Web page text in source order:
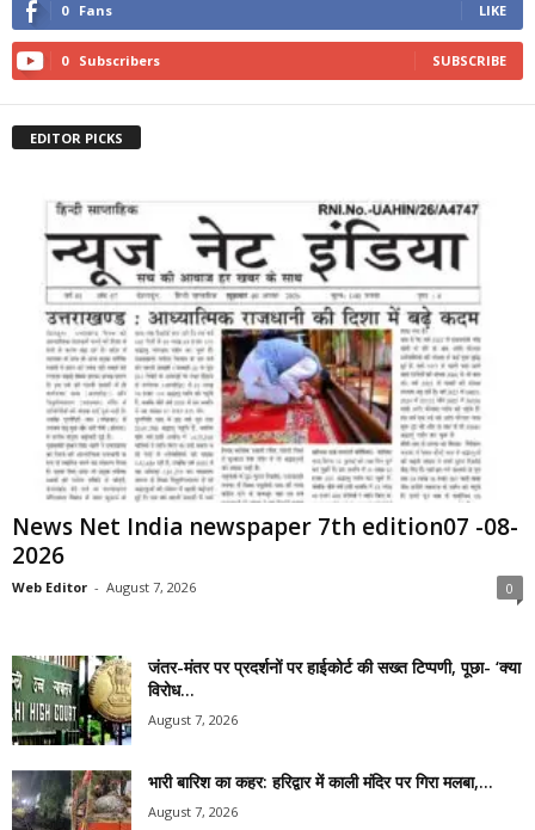
0 Fans LIKE
0 Subscribers SUBSCRIBE
EDITOR PICKS
News Net India newspaper 7th edition07 -08-
2026
Web Editor - August 7, 2026 0
जंतर-मंतर पर प्रदर्शनों पर हाईकोर्ट की सख्त टिप्पणी, पूछा- ‘क्या
विरोध...
August 7, 2026
भारी बारिश का कहर: हरिद्वार में काली मंदिर पर गिरा मलबा,...
August 7, 2026